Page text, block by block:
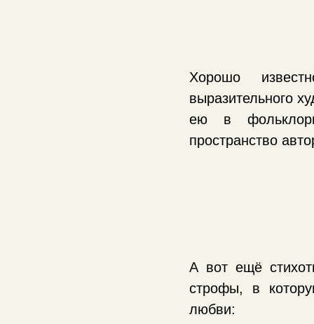
Хорошо
выразительного
ею в
пространство
А вот ещё
строфы, в
любви: